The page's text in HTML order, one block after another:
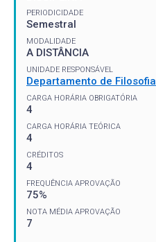
PERIODICIDADE
Semestral
MODALIDADE
A DISTÂNCIA
UNIDADE RESPONSÁVEL
Departamento de Filosofia
CARGA HORÁRIA OBRIGATÓRIA
4
CARGA HORÁRIA TEÓRICA
4
CRÉDITOS
4
FREQUÊNCIA APROVAÇÃO
75%
NOTA MÉDIA APROVAÇÃO
7